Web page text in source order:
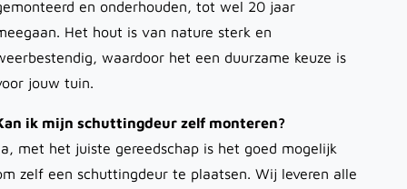
en onderhouden, tot wel 20 jaar
Het hout is van nature sterk en
waardoor het een duurzame keuze is
jouw tuin.
ik mijn schuttingdeur zelf monteren?
met het juiste gereedschap is het goed mogelijk
zelf een schuttingdeur te plaatsen. Wij leveren alle